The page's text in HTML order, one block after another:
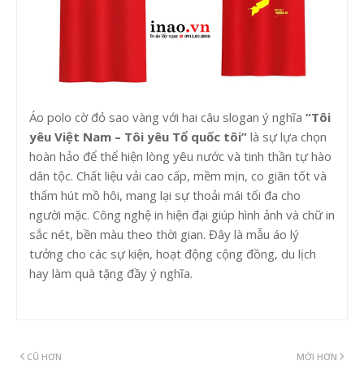
Áo polo cờ đỏ sao vàng với hai câu slogan ý nghĩa “Tôi
yêu Việt Nam – Tôi yêu Tổ quốc tôi” là sự lựa chọn
hoàn hảo để thể hiện lòng yêu nước và tinh thần tự hào
dân tộc. Chất liệu vải cao cấp, mềm mịn, co giãn tốt và
thấm hút mồ hôi, mang lại sự thoải mái tối đa cho
người mặc. Công nghệ in hiện đại giúp hình ảnh và chữ in
sắc nét, bền màu theo thời gian. Đây là mẫu áo lý
tưởng cho các sự kiện, hoạt động cộng đồng, du lịch
hay làm quà tặng đầy ý nghĩa.
MỚI HƠN
CŨ HƠN